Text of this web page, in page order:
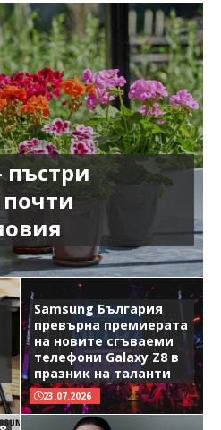
пъстри
Samsung България
превърна премиерата
на новите сгъваеми
телефони Galaxy Z8 в
празник на таланти
23.07.2026